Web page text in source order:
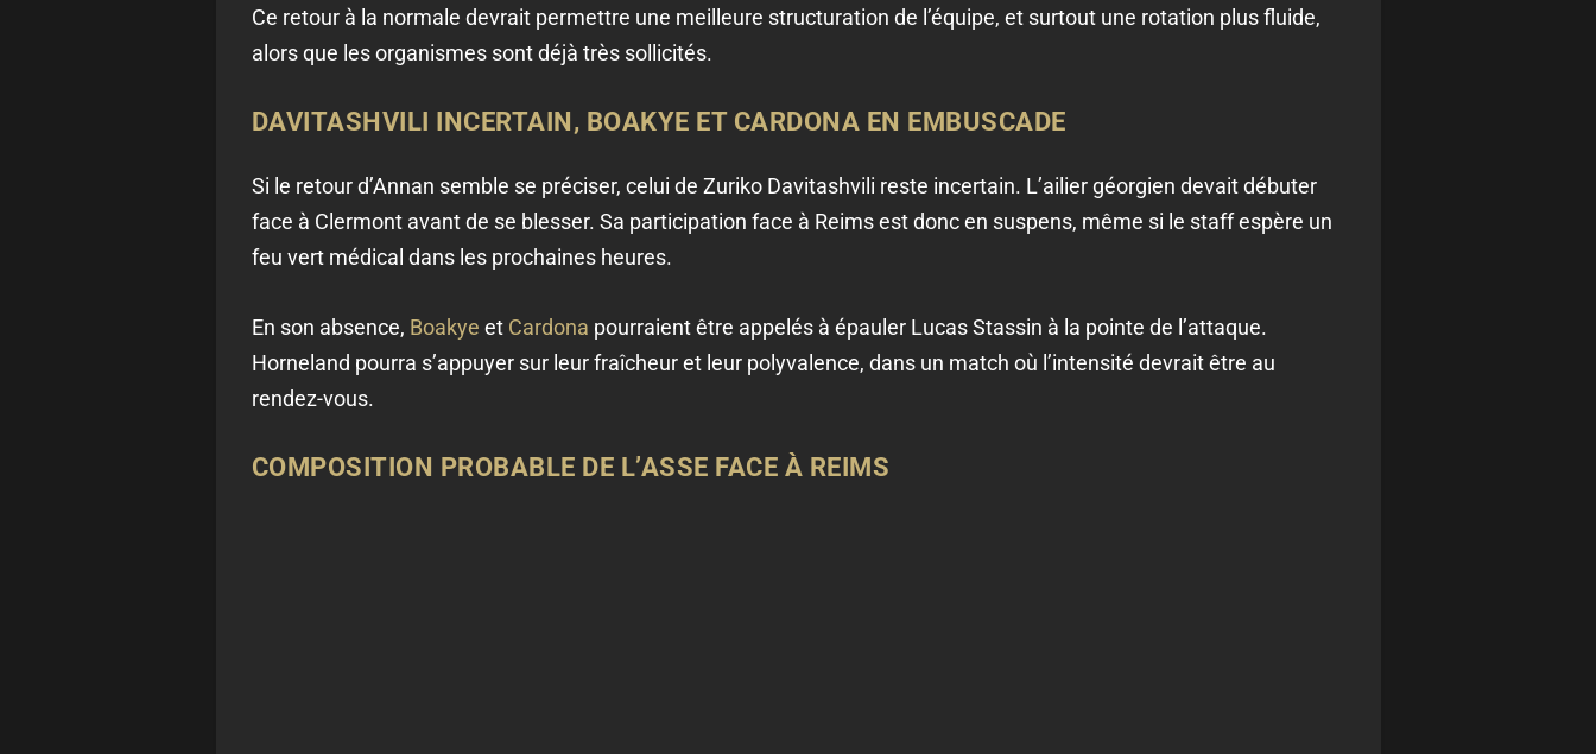
Ce retour à la normale devrait permettre une meilleure structuration de l’équipe, et surtout une rotation plus fluide,
alors que les organismes sont déjà très sollicités.
DAVITASHVILI INCERTAIN, BOAKYE ET CARDONA EN EMBUSCADE
Si le retour d’Annan semble se préciser, celui de Zuriko Davitashvili reste incertain. L’ailier géorgien devait débuter
face à Clermont avant de se blesser. Sa participation face à Reims est donc en suspens, même si le staff espère un
feu vert médical dans les prochaines heures.
En son absence, Boakye et Cardona pourraient être appelés à épauler Lucas Stassin à la pointe de l’attaque.
Horneland pourra s’appuyer sur leur fraîcheur et leur polyvalence, dans un match où l’intensité devrait être au
rendez-vous.
COMPOSITION PROBABLE DE L’ASSE FACE À REIMS